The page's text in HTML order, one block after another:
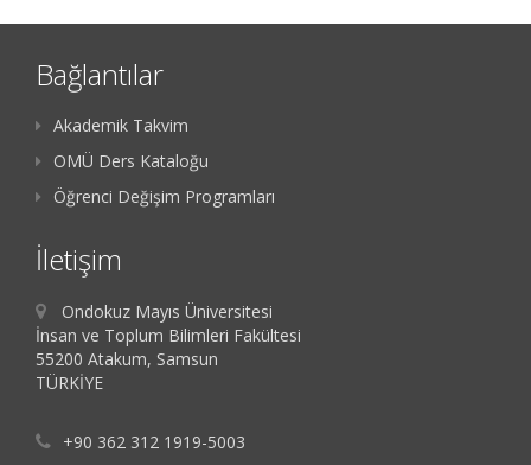
Bağlantılar
Akademik Takvim
OMÜ Ders Kataloğu
Öğrenci Değişim Programları
İletişim
Ondokuz Mayıs Üniversitesi
İnsan ve Toplum Bilimleri Fakültesi
55200 Atakum, Samsun
TÜRKİYE
+90 362 312 1919-5003